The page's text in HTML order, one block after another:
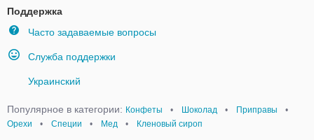
Поддержка
Часто задаваемые вопросы
Служба поддержки
Украинский
Популярное в категории: Конфеты • Шоколад • Приправы
•
Орехи
• Специи • Мед • Кленовый сироп